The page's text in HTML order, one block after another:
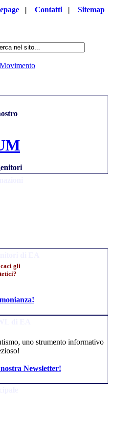
| Contatti | Sitemap
gli
uno strumento informativo
Newsletter!